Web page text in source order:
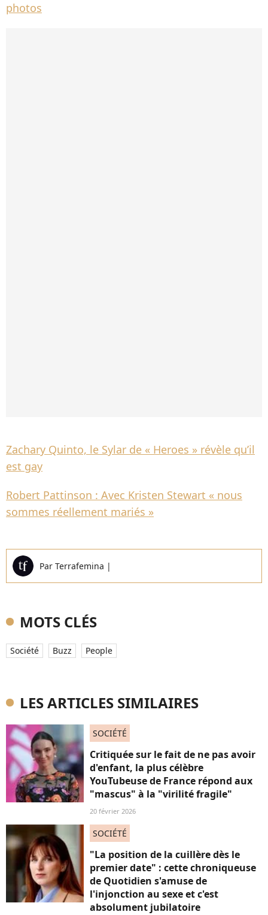
photos
Zachary Quinto, le Sylar de « Heroes » révèle qu’il
est gay
Robert Pattinson : Avec Kristen Stewart « nous
sommes réellement mariés »
Par Terrafemina |
MOTS CLÉS
Société Buzz People
LES ARTICLES SIMILAIRES
SOCIÉTÉ
Critiquée sur le fait de ne pas avoir
d'enfant, la plus célèbre
YouTubeuse de France répond aux
"mascus" à la "virilité fragile"
20 février 2026
SOCIÉTÉ
"La position de la cuillère dès le
premier date" : cette chroniqueuse
de Quotidien s'amuse de
l'injonction au sexe et c'est
absolument jubilatoire